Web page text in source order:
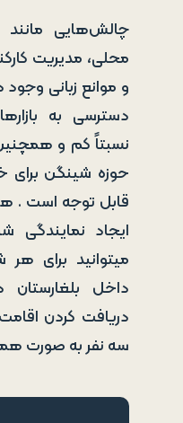
چالش‌هایی مانند
محلی، مدیریت
و موانع زبانی
دسترسی به
نسبتاً کم و
حوزه شینگن برای
قابل توجه است .
ایجاد نمایندگی
میتوانید برای
داخل
سه نفر به صورت